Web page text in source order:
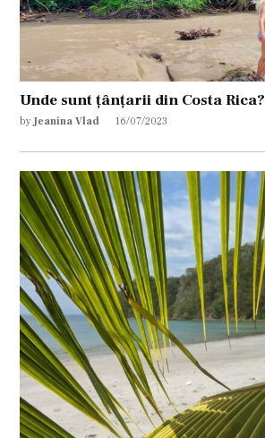
Unde sunt țânțarii din Costa Rica?
by Jeanina Vlad 16/07/2023